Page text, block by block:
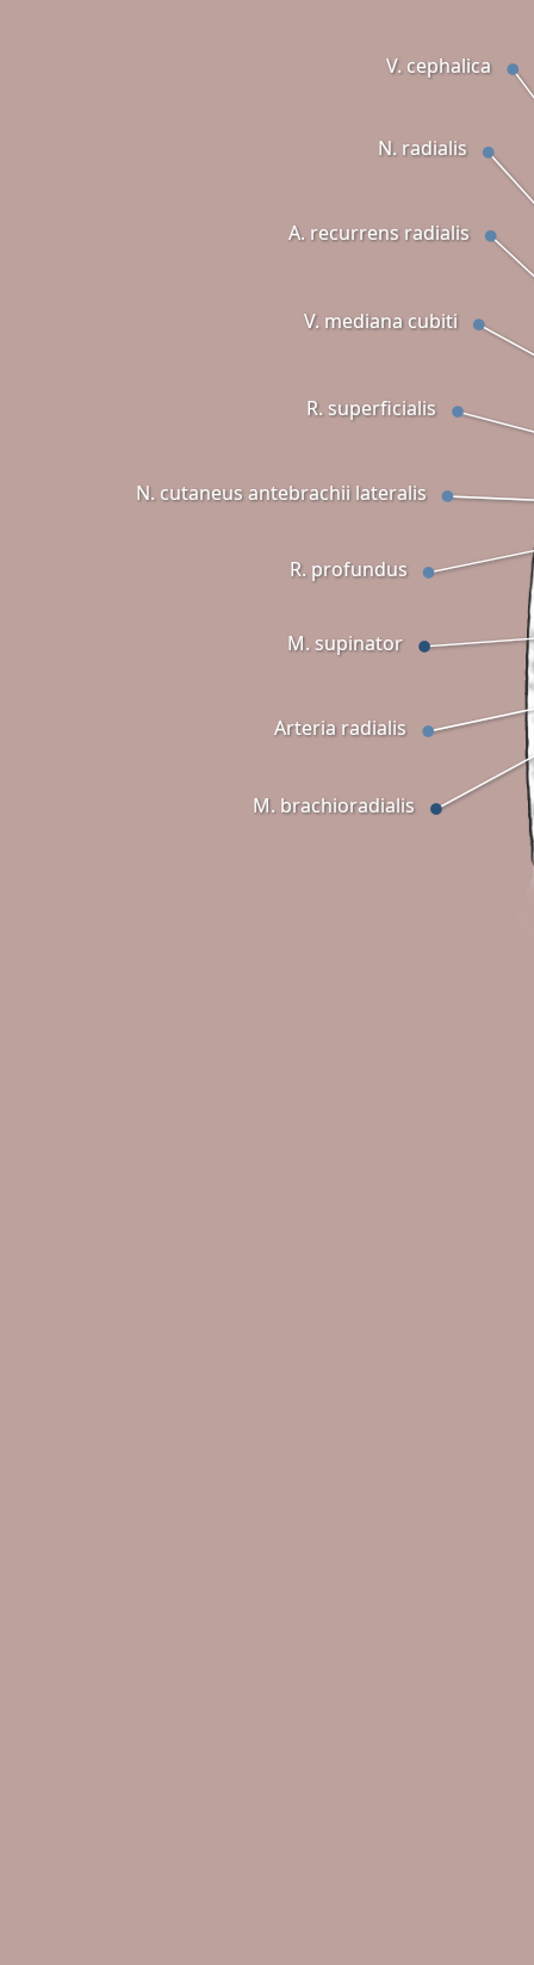
N. radialis
M. supinator
M. brachioradialis
N. cutaneus antebrachii lateralis
A. recurrens radialis
R. profundus
R. superficialis
Arteria radialis
V. mediana cubiti
V. cephalica